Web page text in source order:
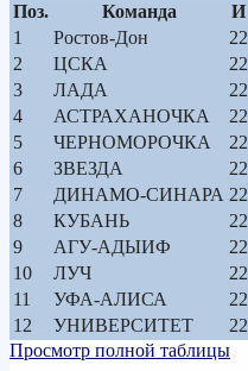
Поз. Команда И
1
Ростов-Дон 22
2
ЦСКА 22
3
ЛАДА 22
4
АСТРАХАНОЧКА 22
5
ЧЕРНОМОРОЧКА 22
6
ЗВЕЗДА 22
7
ДИНАМО-СИНАРА 22
8
КУБАНЬ 22
9
АГУ-АДЫИФ 22
10
ЛУЧ 22
11
УФА-АЛИСА 22
12
УНИВЕРСИТЕТ 22
Просмотр полной таблицы